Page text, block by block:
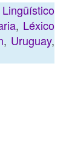
, Léxico
, Uruguay,